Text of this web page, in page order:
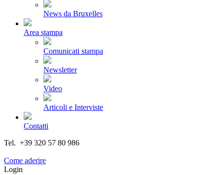
News da Bruxelles
Area stampa
Comunicati stampa
Newsletter
Video
Articoli e Interviste
Contatti
Tel. +39 320 57 80 986
Come aderire
Login